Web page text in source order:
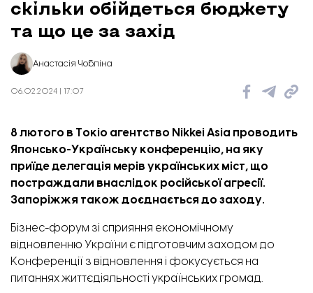
скільки обійдеться бюджету
та що це за захід
Анастасія Чобліна
06.02.2024 | 17:07
8 лютого в Токіо агентство Nikkei Asia проводить
Японсько-Українську конференцію, на яку
приїде делегація мерів українських міст, що
постраждали внаслідок російської агресії.
Запоріжжя також доєднається до заходу.
Бізнес-форум зі сприяння економічному
відновленню України є підготовчим заходом до
Конференції з відновлення і фокусується на
питаннях життєдіяльності українських громад.